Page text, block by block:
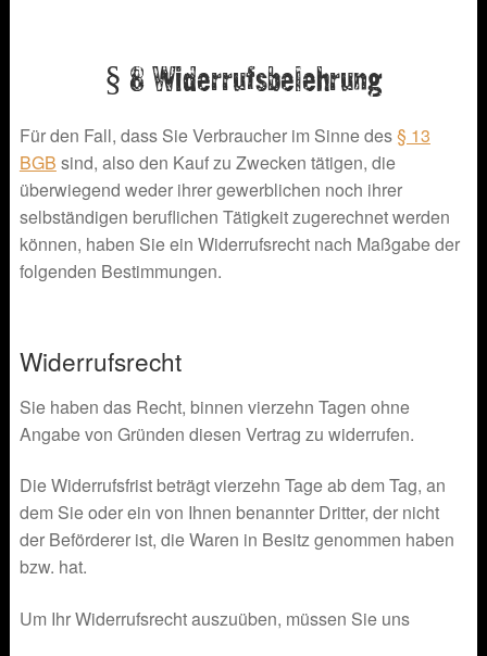
§ 8 Widerrufsbelehrung
Für den Fall, dass Sie Verbraucher im Sinne des§ 13
BGB sind, also den Kauf zu Zwecken tätigen, die
überwiegend weder ihrer gewerblichen noch ihrer
selbständigen beruflichen Tätigkeit zugerechnet werden
können, haben Sie ein Widerrufsrecht nach Maßgabe der
folgenden Bestimmungen.
Widerrufsrecht
Sie haben das Recht, binnen vierzehn Tagen ohne
Angabe von Gründen diesen Vertrag zu widerrufen.
Die Widerrufsfrist beträgt vierzehn Tage ab dem Tag, an
dem Sie oder ein von Ihnen benannter Dritter, der nicht
der Beförderer ist, die Waren in Besitz genommen haben
bzw. hat.
Um Ihr Widerrufsrecht auszuüben, müssen Sie uns